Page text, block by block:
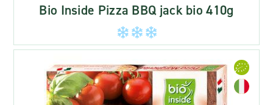
Bio Inside Pizza BBQ jack bio 410g